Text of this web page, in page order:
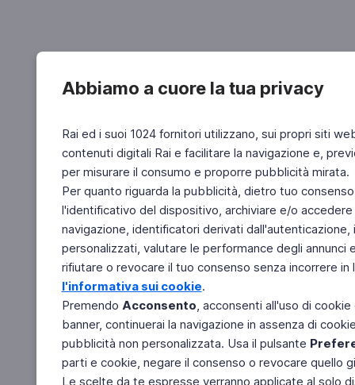
Abbiamo a cuore la tua privacy
Rai ed i suoi 1024 fornitori utilizzano, sui propri siti
contenuti digitali Rai e facilitare la navigazione e,
per misurare il consumo e proporre pubblicità mirata.
Per quanto riguarda la pubblicità, dietro tuo
l'identificativo del dispositivo, archiviare e/o
navigazione, identificatori derivati
personalizzati, valutare le performance degli
rifiutare o revocare il tuo consenso senza incorrere
l'informativa sui cookie.
Premendo Acconsento, acconsenti all'uso di
banner, continuerai la navigazione in assenza di
pubblicità non personalizzata. Usa il pulsante
parti e cookie, negare il consenso o revocare quello
Le scelte da te espresse verranno applicate al solo